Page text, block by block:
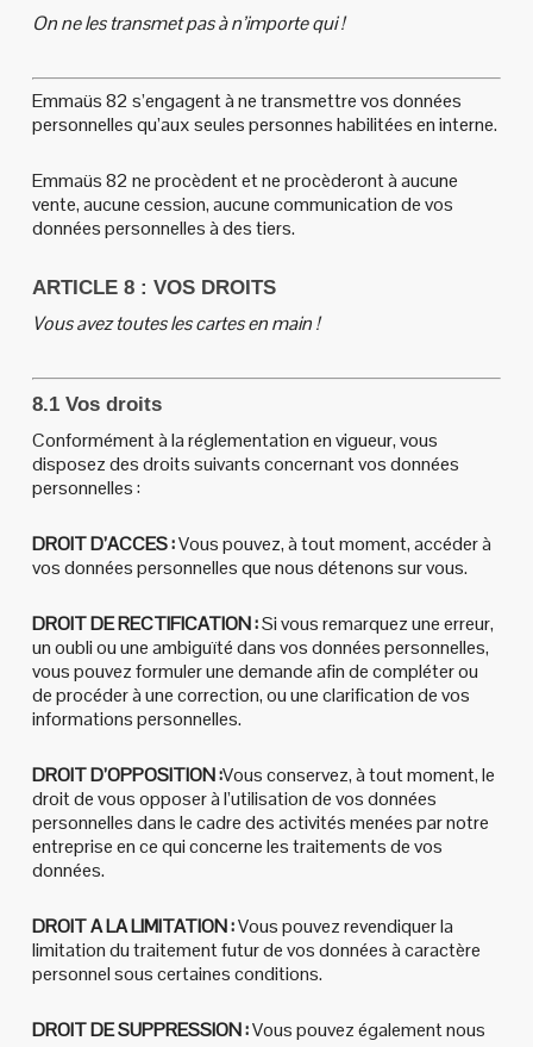
On ne les transmet pas à n’importe qui !
Emmaüs 82 s’engagent à ne transmettre vos données
personnelles qu’aux seules personnes habilitées en interne.
Emmaüs 82 ne procèdent et ne procèderont à aucune
vente, aucune cession, aucune communication de vos
données personnelles à des tiers.
ARTICLE 8 : VOS DROITS
Vous avez toutes les cartes en main !
8.1 Vos droits
Conformément à la réglementation en vigueur, vous
disposez des droits suivants concernant vos données
personnelles :
DROIT D’ACCES :Vous pouvez, à tout moment, accéder à
vos données personnelles que nous détenons sur vous.
DROIT DE RECTIFICATION :Si vous remarquez une erreur,
un oubli ou une ambiguïté dans vos données personnelles,
vous pouvez formuler une demande afin de compléter ou
de procéder à une correction, ou une clarification de vos
informations personnelles.
DROIT D’OPPOSITION :Vous conservez, à tout moment, le
droit de vous opposer à l’utilisation de vos données
personnelles dans le cadre des activités menées par notre
entreprise en ce qui concerne les traitements de vos
données.
DROIT A LA LIMITATION :Vous pouvez revendiquer la
limitation du traitement futur de vos données à caractère
personnel sous certaines conditions.
DROIT DE SUPPRESSION :Vous pouvez également nous